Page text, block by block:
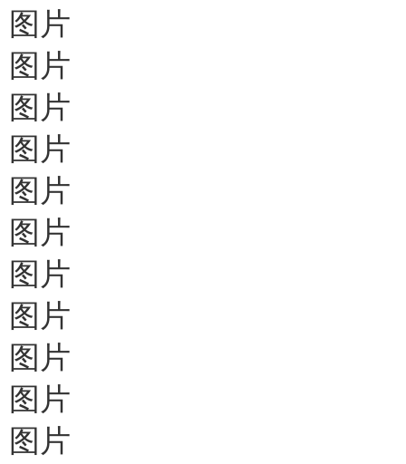
图片
图片
图片
图片
图片
图片
图片
图片
图片
图片
图片